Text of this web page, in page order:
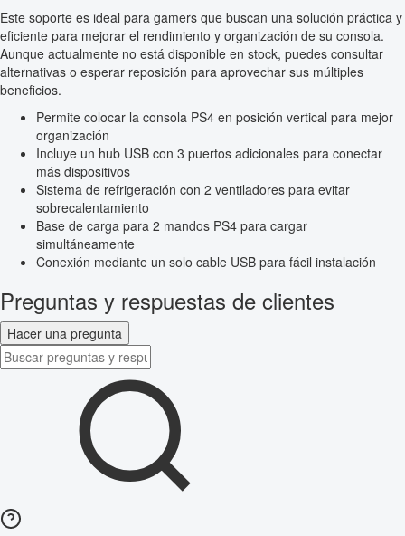
Este soporte es ideal para gamers que buscan una solución práctica y
eficiente para mejorar el rendimiento y organización de su consola.
Aunque actualmente no está disponible en stock, puedes consultar
alternativas o esperar reposición para aprovechar sus múltiples
beneficios.
Permite colocar la consola PS4 en posición vertical para mejor
organización
Incluye un hub USB con 3 puertos adicionales para conectar
más dispositivos
Sistema de refrigeración con 2 ventiladores para evitar
sobrecalentamiento
Base de carga para 2 mandos PS4 para cargar
simultáneamente
Conexión mediante un solo cable USB para fácil instalación
Preguntas y respuestas de clientes
Hacer una pregunta